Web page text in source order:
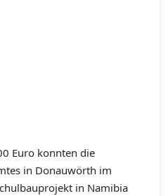
Euro konnten die
in Donauwörth im
in Namibia